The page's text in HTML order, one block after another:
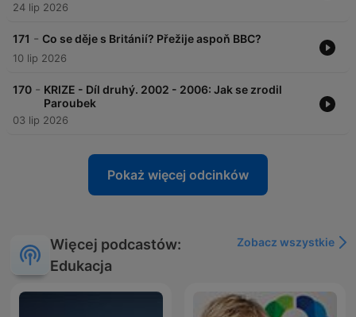
24 lip 2026
171 - Co se děje s Británií? Přežije aspoň BBC?
10 lip 2026
170 - KRIZE - Díl druhý. 2002 - 2006: Jak se zrodil
Paroubek
03 lip 2026
Pokaż więcej odcinków
Więcej podcastów:
Edukacja
Zobacz wszystkie